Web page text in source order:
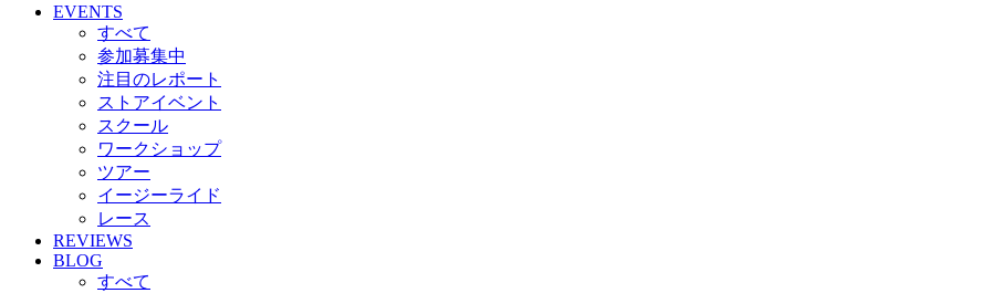
EVENTS
すべて
参加募集中
注目のレポート
ストアイベント
スクール
ワークショップ
ツアー
イージーライド
レース
REVIEWS
BLOG
すべて